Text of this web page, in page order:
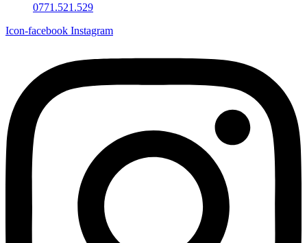
0771.521.529
Icon-facebook Instagram